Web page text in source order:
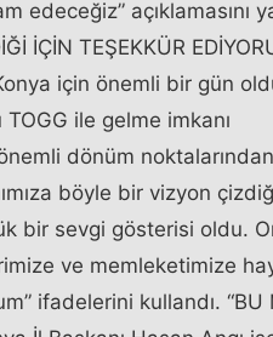
edeceğiz” açıklamasını
İÇİN TEŞEKKÜR
için önemli bir gün
ile gelme imkanı
dönüm
böyle bir vizyon
bir sevgi gösterisi oldu.
ve memleketimize
ifadelerini kullandı. “BU